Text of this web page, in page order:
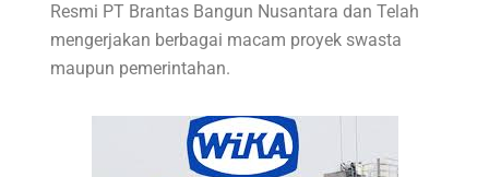
Resmi PT Brantas Bangun Nusantara dan Telah
mengerjakan berbagai macam proyek swasta
maupun pemerintahan.